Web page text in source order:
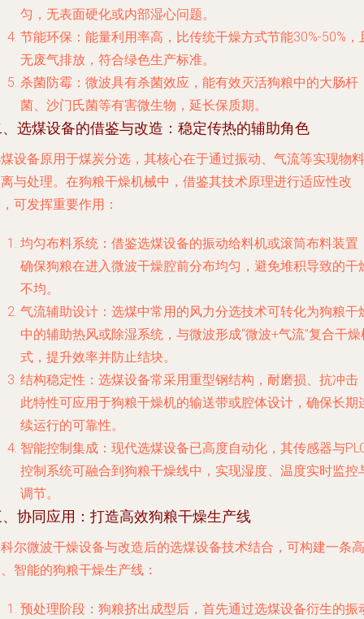
匀，无表面硬化或内部湿心问题。
节能环保 ：能量利用率高，比传统干燥方式节能30%-50%，
无废气排放，符合绿色生产标准。
杀菌防霉 ：微波具有杀菌效应，能有效灭活狗粮中的大肠杆
菌、沙门氏菌等有害微生物，延长保质期。
选煤设备的借鉴与改造：稳定传热的辅助角色
设备原用于煤炭分选，其核心在于通过振动、气流等实现物料
与处理。在狗粮干燥机械中，借鉴其技术原理进行适应性改
可发挥重要作用：
均匀布料系统 ：借鉴选煤设备的振动给料机或滚筒布料装置
确保狗粮在进入微波干燥腔前分布均匀，避免堆积导致的干
不均。
气流辅助设计 ：选煤中常用的风力分选技术可转化为狗粮干
中的辅助热风或除湿系统，与微波形成“微波+气流”复合干燥
式，提升效率并防止结块。
结构稳定性 ：选煤设备常采用重型钢结构，耐磨损、抗冲击
此特性可应用于狗粮干燥机的输送带或腔体设计，确保长期
续运行的可靠性。
智能控制集成 ：现代选煤设备已高度自动化，其传感器与
控制系统可融合到狗粮干燥线中，实现湿度、温度实时监控
调节。
协同应用：打造高效狗粮干燥生产线
尔微波干燥设备与改造后的选煤设备技术结合，可构建一条高
智能的狗粮干燥生产线：
预处理阶段 ：狗粮挤出成型后，首先通过选煤设备衍生的振